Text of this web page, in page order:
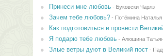
Принеси мне любовь- Буковски Чарлз
Зачем тебе любовь?- Потёмина Наталья
Как подготовиться и провести
Я подарю тебе любовь- Алюшина
Злые ветры дуют в Великий пост-